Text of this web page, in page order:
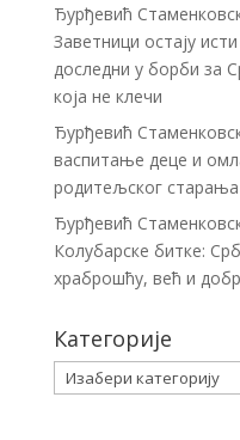
Ђурђевић
Заветници остају
доследни у борби за
која не клечи
Ђурђевић
васпитање деце и
родитељског
Ђурђевић
Колубарске битке:
храброшћу, већ и
Категорије
Категорије